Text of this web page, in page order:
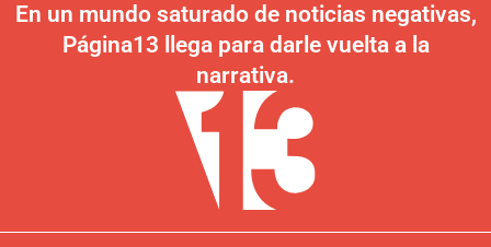
En un mundo saturado de noticias negativas,
Página13 llega para darle vuelta a la
narrativa.